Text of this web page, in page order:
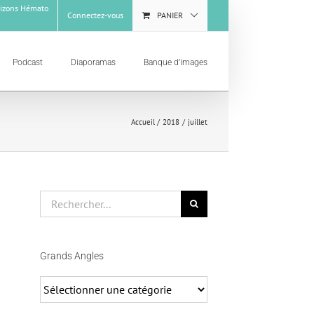
Hémato
Connectez-vous PANIER
Podcast Diaporamas Banque d’images
Accueil 2018 juillet
Grands Angles
Angles